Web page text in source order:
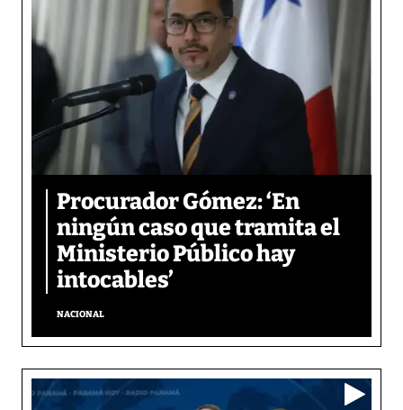
Procurador Gómez: ‘En
ningún caso que tramita el
Ministerio Público hay
intocables’
NACIONAL